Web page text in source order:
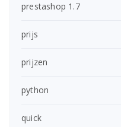
prestashop 1.7
prijs
prijzen
python
quick